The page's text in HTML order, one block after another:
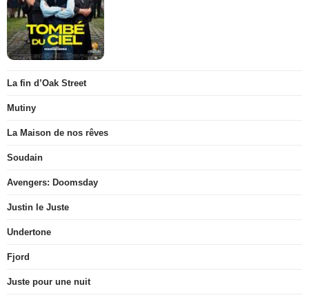
La fin d’Oak Street
Mutiny
La Maison de nos rêves
Soudain
Avengers: Doomsday
Justin le Juste
Undertone
Fjord
Juste pour une nuit